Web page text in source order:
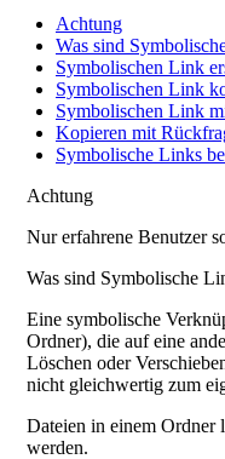
Achtung
Was sind
Symbolischen Link
Symbolischen Link
Symbolischen Link
Kopieren mit
Symbolische Links
Achtung
Nur erfahrene Benutzer
Was sind Symbolische
Eine symbolische
Ordner), die auf eine
Löschen oder
nicht gleichwertig zum
Dateien in einem Ordner
werden.